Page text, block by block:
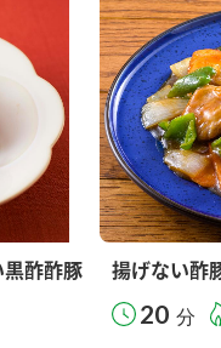
黒酢酢豚 揚げない酢
20 分